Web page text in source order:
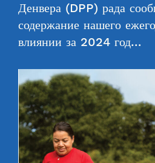
Денвера (DPP) рада
содержание нашего
влиянии за 2024 год…